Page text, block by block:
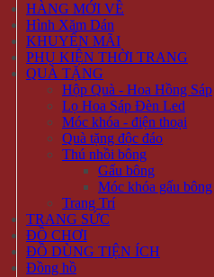
HÀNG MỚI VỀ
Hình Xăm Dán
KHUYẾN MÃI
PHỤ KIỆN THỜI TRANG
QUÀ TẶNG
Hộp Quà - Hoa Hồng Sáp
Lọ Hoa Sáp Đèn Led
Móc khóa - điện thoại
Quà tặng độc đáo
Thú nhồi bông
Gấu bông
Móc khóa gấu bông
Trang Trí
TRANG SỨC
ĐỒ CHƠI
ĐỒ DÙNG TIỆN ÍCH
Đồng hồ